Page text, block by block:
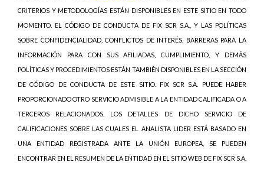
CRITERIOS Y METODOLOGÍAS ESTÁN DISPONIBLES EN ESTE SITIO EN TODO
MOMENTO. EL CÓDIGO DE CONDUCTA DE FIX SCR S.A., Y LAS POLÍTICAS
SOBRE CONFIDENCIALIDAD, CONFLICTOS DE INTERÉS, BARRERAS PARA LA
INFORMACIÓN PARA CON SUS AFILIADAS, CUMPLIMIENTO, Y DEMÁS
POLÍTICAS Y PROCEDIMIENTOS ESTÁN TAMBIÉN DISPONIBLES EN LA SECCIÓN
DE CÓDIGO DE CONDUCTA DE ESTE SITIO. FIX SCR S.A. PUEDE HABER
PROPORCIONADO OTRO SERVICIO ADMISIBLE A LA ENTIDAD CALIFICADA O A
TERCEROS RELACIONADOS. LOS DETALLES DE DICHO SERVICIO DE
CALIFICACIONES SOBRE LAS CUALES EL ANALISTA LIDER ESTÁ BASADO EN
UNA ENTIDAD REGISTRADA ANTE LA UNIÓN EUROPEA, SE PUEDEN
ENCONTRAR EN EL RESUMEN DE LA ENTIDAD EN EL SITIO WEB DE FIX SCR S.A.